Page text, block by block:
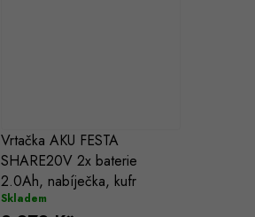
Vrtačka AKU FESTA
SHARE20V 2x baterie
2.0Ah, nabíječka, kufr
Skladem